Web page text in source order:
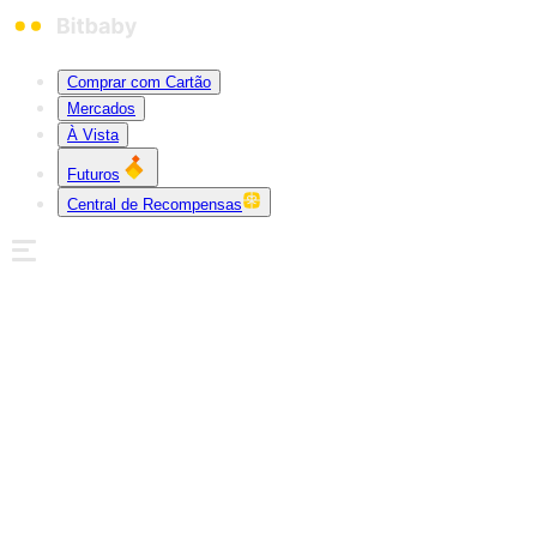
Comprar com Cartão
Mercados
À Vista
Futuros
Central de Recompensas